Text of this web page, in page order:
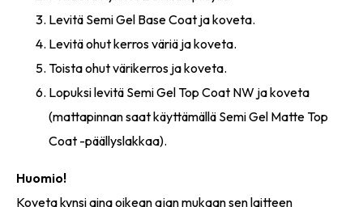
Levitä Semi Gel Base Coat ja koveta.
Levitä ohut kerros väriä ja koveta.
Toista ohut värikerros ja koveta.
Lopuksi levitä Semi Gel Top Coat NW ja koveta
(mattapinnan saat käyttämällä Semi Gel Matte Top
Coat -päällyslakkaa).
Huomio!
Koveta kynsi aina oikean ajan mukaan sen laitteen